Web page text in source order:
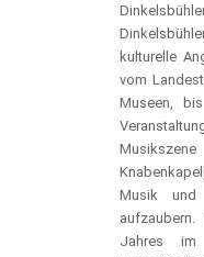
kulturelle
vom
Museen,
Musik und
Jahres